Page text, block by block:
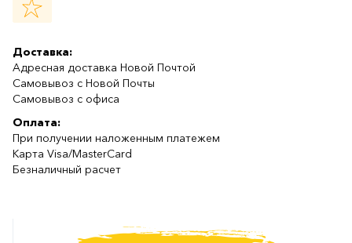
Доставка:
Адресная доставка Новой Почтой
Самовывоз с Новой Почты
Самовывоз с офиса
Оплата:
При получении наложенным платежем
Карта Visa/MasterCard
Безналичный расчет